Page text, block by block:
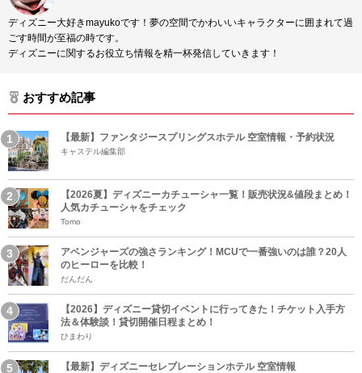
ディズニー大好きmayukoです！夢の空間でかわいいキャラクターに囲まれて過
ごす時間が至福の時です。
ディズニーに関するお役立ち情報を精一杯発信していきます！
おすすめ記事
【最新】ファンタジースプリングスホテル 空室情報・予約状況
キャステル編集部
【2026夏】ディズニーカチューシャ一覧！販売状況&値段まとめ！
人気カチューシャをチェック
Tomo
アベンジャーズの強さランキング！MCUで一番強いのは誰？20人
のヒーローを比較！
だんだん
【2026】ディズニー貸切イベントに行ってきた！チケット入手方
法＆体験談！貸切開催日程まとめ！
ひまわり
【最新】ディズニーセレブレーションホテル 空室情報